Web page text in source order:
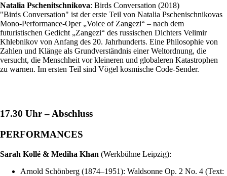
Natalia Pschenitschnikova: Birds Conversation (2018)
"Birds Conversation" ist der erste Teil von Natalia Pschenischnikovas
Mono-Performance-Oper „Voice of Zangezi“ – nach dem
futuristischen Gedicht „Zangezi“ des russischen Dichters Velimir
Khlebnikov von Anfang des 20. Jahrhunderts. Eine Philosophie von
Zahlen und Klänge als Grundverständnis einer Weltordnung, die
versucht, die Menschheit vor kleineren und globaleren Katastrophen
zu warnen. Im ersten Teil sind Vögel kosmische Code-Sender.
17.30 Uhr – Abschluss
PERFORMANCES
Sarah Kollé & Mediha Khan (Werkbühne Leipzig):
Arnold Schönberg (1874–1951): Waldsonne Op. 2 No. 4 (Text: